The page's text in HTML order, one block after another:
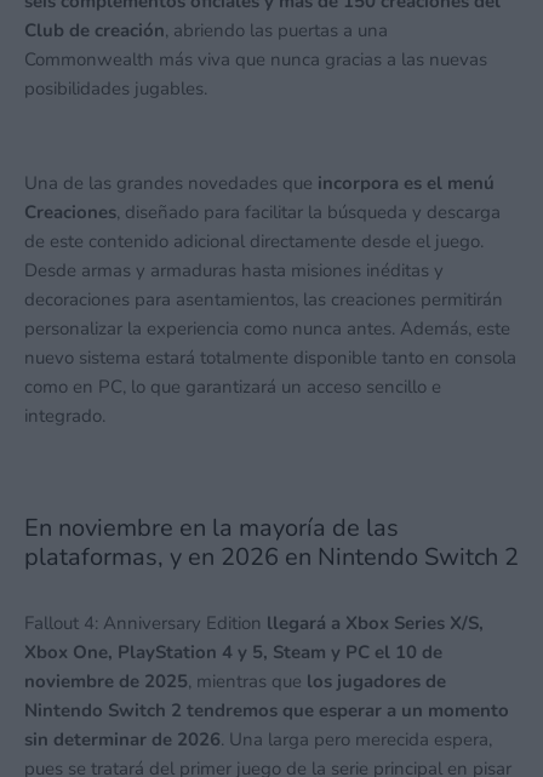
Club de creación, abriendo las puertas a una
Commonwealth más viva que nunca gracias a las nuevas
posibilidades jugables.
Una de las grandes novedades que incorpora es el menú
Creaciones, diseñado para facilitar la búsqueda y descarga
de este contenido adicional directamente desde el juego.
Desde armas y armaduras hasta misiones inéditas y
decoraciones para asentamientos, las creaciones permitirán
personalizar la experiencia como nunca antes. Además, este
nuevo sistema estará totalmente disponible tanto en consola
como en PC, lo que garantizará un acceso sencillo e
integrado.
En noviembre en la mayoría de las
plataformas, y en 2026 en Nintendo Switch 2
Fallout 4: Anniversary Edition llegará a Xbox Series X/S,
Xbox One, PlayStation 4 y 5, Steam y PC el 10 de
noviembre de 2025, mientras que los jugadores de
Nintendo Switch 2 tendremos que esperar a un momento
sin determinar de 2026. Una larga pero merecida espera,
pues se tratará del primer juego de la serie principal en pisar